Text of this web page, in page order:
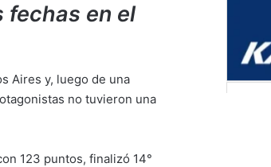
fechas en el
Aires y, luego de una
no tuvieron una
123 puntos, finalizó 14°